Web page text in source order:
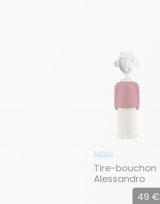
ALESSI
Tire-bouchon
Alessandro
49 €